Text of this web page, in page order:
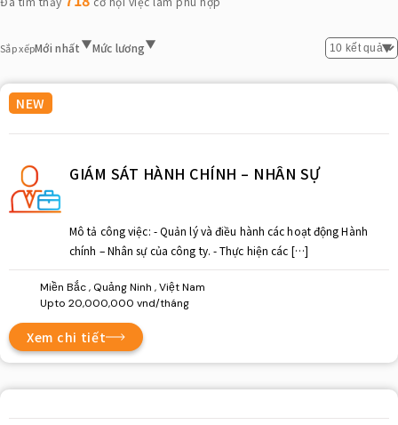
Sắp xếpMới nhất Mức lương
NEW
GIÁM SÁT HÀNH CHÍNH – NHÂN SỰ
Mô tả công việc: - Quản lý và điều hành các hoạt động Hành
chính – Nhân sự của công ty. - Thực hiện các […]
Miền Bắc , Quảng Ninh , Việt Nam
Upto 20,000,000 vnd/tháng
Xem chi tiết